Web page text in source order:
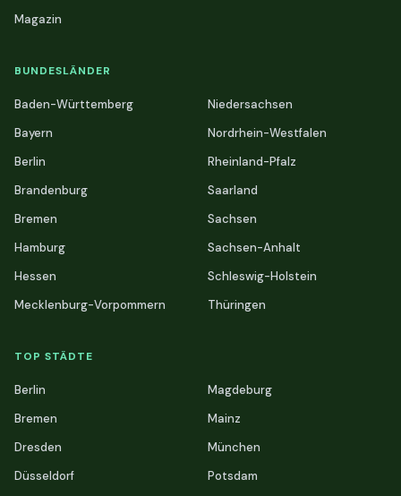
Magazin
BUNDESLÄNDER
Baden-Württemberg
Bayern
Berlin
Brandenburg
Bremen
Hamburg
Hessen
Mecklenburg-Vorpommern
Niedersachsen
Nordrhein-Westfalen
Rheinland-Pfalz
Saarland
Sachsen
Sachsen-Anhalt
Schleswig-Holstein
Thüringen
TOP STÄDTE
Berlin
Bremen
Dresden
Düsseldorf
Magdeburg
Mainz
München
Potsdam